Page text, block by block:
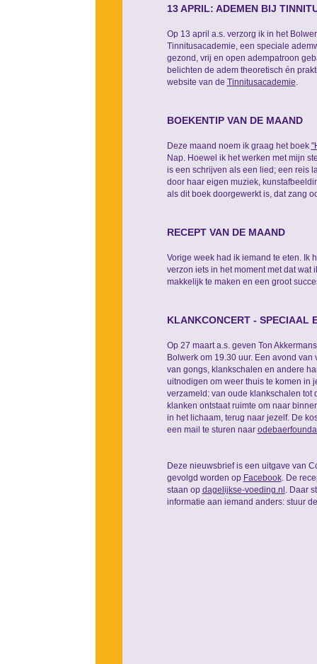
13 APRIL: ADEMEN BIJ
Op 13 april a.s. verzorg ik in het
Tinnitusacademie, een speciale
gezond, vrij en open adempatroon
belichten de adem theoretisch én
website van de Tinnitusacademie.
BOEKENTIP VAN DE MAAND
Deze maand noem ik graag het boek
Nap. Hoewel ik het werken met mijn
is een schrijven als een lied; een reis
door haar eigen muziek,
als dit boek doorgewerkt is, dat zang
RECEPT VAN DE MAAND
Vorige week had ik iemand te eten. Ik
verzon iets in het moment met dat wat
makkelijk te maken en een groot
KLANKCONCERT - SPECIAAL
Op 27 maart a.s. geven Ton
Bolwerk om 19.30 uur. Een avond
van gongs, klankschalen en andere
uitnodigen om weer thuis te komen in
verzameld: van oude klankschalen tot
klanken ontstaat ruimte om naar
in het lichaam, terug naar jezelf. De
een mail te sturen naar
Deze nieuwsbrief is een uitgave van
gevolgd worden op Facebook. De
staan op dagelijkse-voeding.nl . Daar
informatie aan iemand anders: stuur